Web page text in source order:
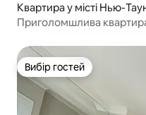
Квартира у місті Нью-
Приголомшлива
Вибір гостей
Вибір гостей